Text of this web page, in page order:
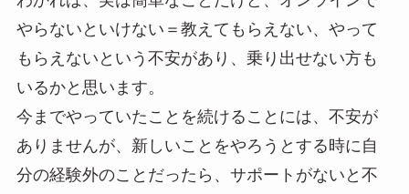
やらないといけない＝教えてもらえない、やって
もらえないという不安があり、乗り出せない方も
いるかと思います。
今までやっていたことを続けることには、不安が
ありませんが、新しいことをやろうとする時に自
分の経験外のことだったら、サポートがないと不